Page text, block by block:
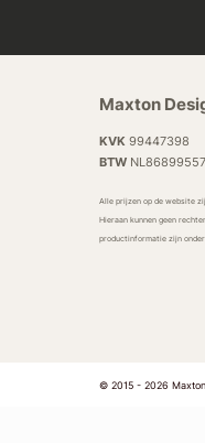
Maxton
KVK 99447398
BTW
Alle prijzen op de website
Hieraan kunnen geen
productinformatie zijn
© 2015 - 2026